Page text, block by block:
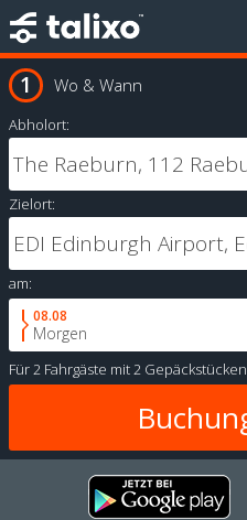
Wo & Wann
Abholort:
Zielort:
am:
08.08
Morgen
Für2 Fahrgäste mit2 Gepäckstücken